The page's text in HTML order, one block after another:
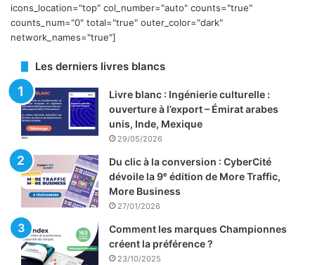
icons_location="top" col_number="auto" counts="true"
counts_num="0" total="true" outer_color="dark"
network_names="true"]
Les derniers livres blancs
Livre blanc : Ingénierie culturelle :
ouverture à l’export – Émirat arabes
unis, Inde, Mexique
29/05/2026
Du clic à la conversion : CyberCité
dévoile la 9ᵉ édition de More Traffic,
More Business
27/01/2026
Comment les marques Championnes
créent la préférence ?
23/10/2025